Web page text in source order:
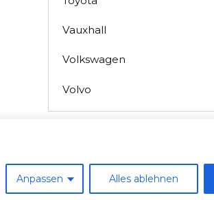
Anpassen Alles ablehnen
Vauxhall
Volkswagen
Volvo